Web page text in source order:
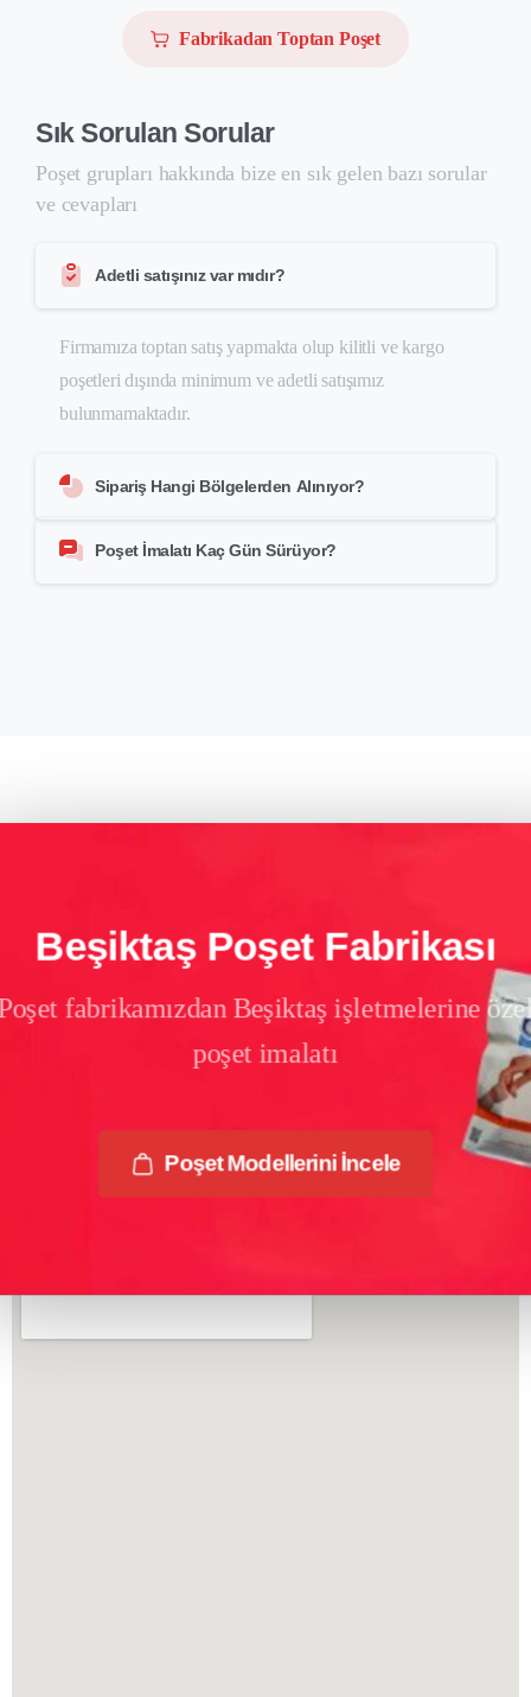
Fabrikadan Toptan Poşet
Sık Sorulan Sorular
Poşet grupları hakkında bize en sık gelen bazı sorular
ve cevapları
Adetli satışınız var mıdır?
Firmamıza toptan satış yapmakta olup kilitli ve kargo
poşetleri dışında minimum ve adetli satışımız
bulunmamaktadır.
Sipariş Hangi Bölgelerden Alınıyor?
Poşet İmalatı Kaç Gün Sürüyor?
Beşiktaş Poşet Fabrikası
fabrikamızdan Beşiktaş işletmelerine
poşet imalatı
Poşet Modellerini İncele